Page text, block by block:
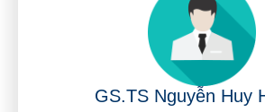
GS.TS Nguyễn Huy